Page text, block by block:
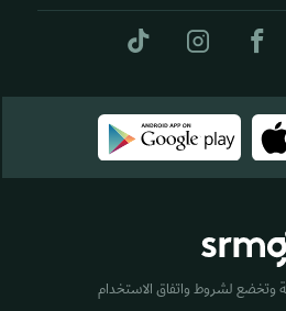
وتخضع لشروط واتفاق الاستخدام